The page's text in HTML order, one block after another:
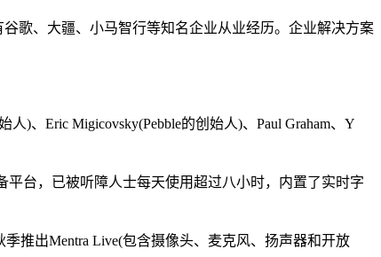
歌、大疆、小马智行等知名企业从业经历。企业解决方案
)、Eric Migicovsky(Pebble的创始人)、Paul Graham、Y
台，已被听障人士每天使用超过八小时，内置了实时字
推出Mentra Live(包含摄像头、麦克风、扬声器和开放